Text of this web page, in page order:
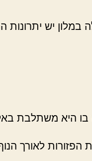
במלון יש יתרונות
היא משתלבת
לאורך